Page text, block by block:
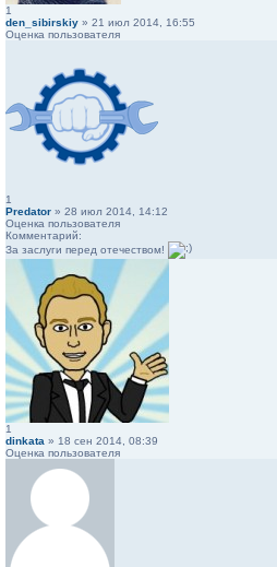
1
den_sibirskiy » 21 июл 2014, 16:55
Оценка пользователя
1
Predator » 28 июл 2014, 14:12
Оценка пользователя
Комментарий:
За заслуги перед отечеством!
1
dinkata » 18 сен 2014, 08:39
Оценка пользователя